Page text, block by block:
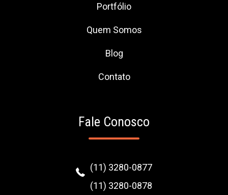
Portfólio
Quem Somos
Blog
Contato
Fale Conosco
(11) 3280-0877
(11) 3280-0878